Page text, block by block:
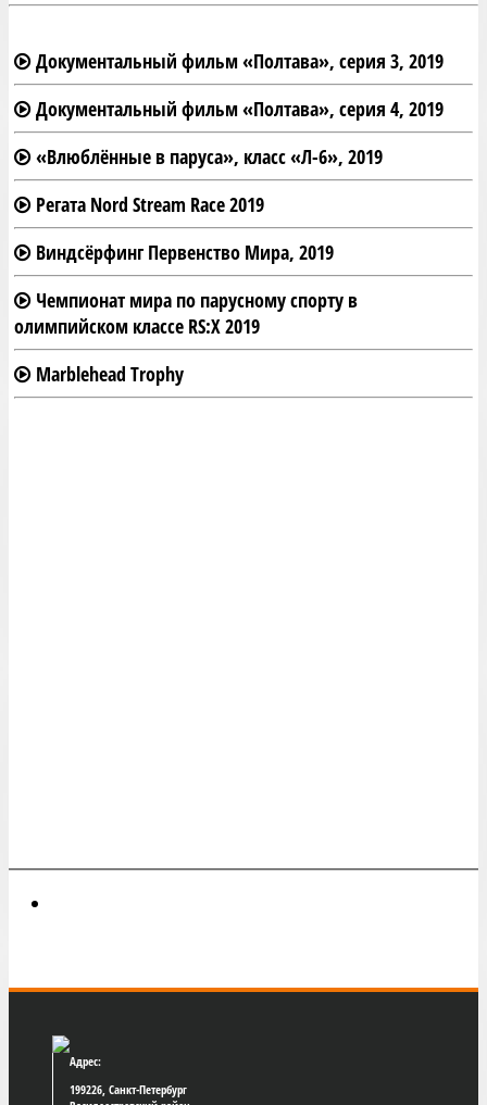
Документальный фильм «Полтава», серия 3, 2019
Документальный фильм «Полтава», серия 4, 2019
«Влюблённые в паруса», класс «Л-6», 2019
Регата Nord Stream Race 2019
Виндсёрфинг Первенство Мира, 2019
Чемпионат мира по парусному спорту в
олимпийском классе RS:X 2019
Marblehead Trophy
Адрес:
199226, Санкт-Петербург